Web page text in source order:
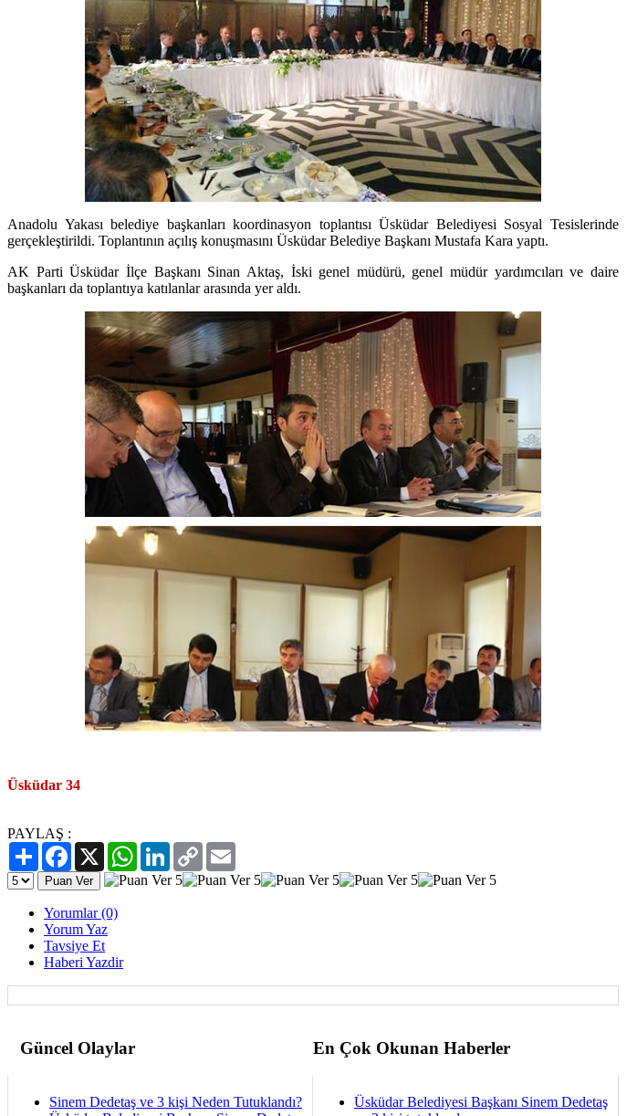
Anadolu Yakası belediye başkanları koordinasyon toplantısı Üsküdar Belediyesi Sosyal Tesislerinde
gerçekleştirildi. Toplantının açılış konuşmasını Üsküdar Belediye Başkanı Mustafa Kara yaptı.
AK Parti Üsküdar İlçe Başkanı Sinan Aktaş, İski genel müdürü, genel müdür yardımcıları ve daire
başkanları da toplantıya katılanlar arasında yer aldı.
Üsküdar 34
PAYLAŞ :
PaylaşFacebook
X WhatsAppLinkedIn
Copy
Link
Yorumlar (0)
Yorum Yaz
Tavsiye Et
Haberi Yazdir
Güncel Olaylar En Çok Okunan Haberler
Sinem Dedetaş ve 3 kişi Neden Tutuklandı?
Üsküdar Belediyesi Başkanı Sinem Dedetaş